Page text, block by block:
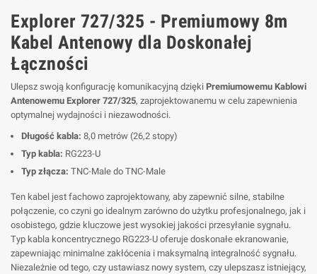
Explorer 727/325 - Premiumowy 8m
Kabel Antenowy dla Doskonałej
Łączności
Ulepsz swoją konfigurację komunikacyjną dzięki Premiumowemu Kablowi
Antenowemu Explorer 727/325, zaprojektowanemu w celu zapewnienia
optymalnej wydajności i niezawodności.
Długość kabla: 8,0 metrów (26,2 stopy)
Typ kabla: RG223-U
Typ złącza: TNC-Male do TNC-Male
Ten kabel jest fachowo zaprojektowany, aby zapewnić silne, stabilne
połączenie, co czyni go idealnym zarówno do użytku profesjonalnego, jak i
osobistego, gdzie kluczowe jest wysokiej jakości przesyłanie sygnału.
Typ kabla koncentrycznego RG223-U oferuje doskonałe ekranowanie,
zapewniając minimalne zakłócenia i maksymalną integralność sygnału.
Niezależnie od tego, czy ustawiasz nowy system, czy ulepszasz istniejący,